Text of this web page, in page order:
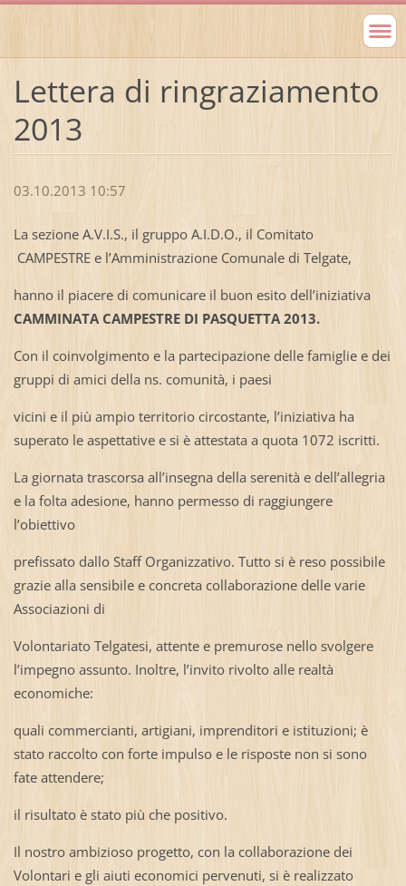
Lettera di ringraziamento
2013
03.10.2013 10:57
La sezione A.V.I.S., il gruppo A.I.D.O., il Comitato
CAMPESTRE e l’Amministrazione Comunale di Telgate,
hanno il piacere di comunicare il buon esito dell’iniziativa
CAMMINATA CAMPESTRE DI PASQUETTA 2013.
Con il coinvolgimento e la partecipazione delle famiglie e dei
gruppi di amici della ns. comunità, i paesi
vicini e il più ampio territorio circostante, l’iniziativa ha
superato le aspettative e si è attestata a quota 1072 iscritti.
La giornata trascorsa all’insegna della serenità e dell’allegria
e la folta adesione, hanno permesso di raggiungere
l’obiettivo
prefissato dallo Staff Organizzativo. Tutto si è reso possibile
grazie alla sensibile e concreta collaborazione delle varie
Associazioni di
Volontariato Telgatesi, attente e premurose nello svolgere
l’impegno assunto. Inoltre, l’invito rivolto alle realtà
economiche:
quali commercianti, artigiani, imprenditori e istituzioni; è
stato raccolto con forte impulso e le risposte non si sono
fate attendere;
il risultato è stato più che positivo.
Il nostro ambizioso progetto, con la collaborazione dei
Volontari e gli aiuti economici pervenuti, si è realizzato